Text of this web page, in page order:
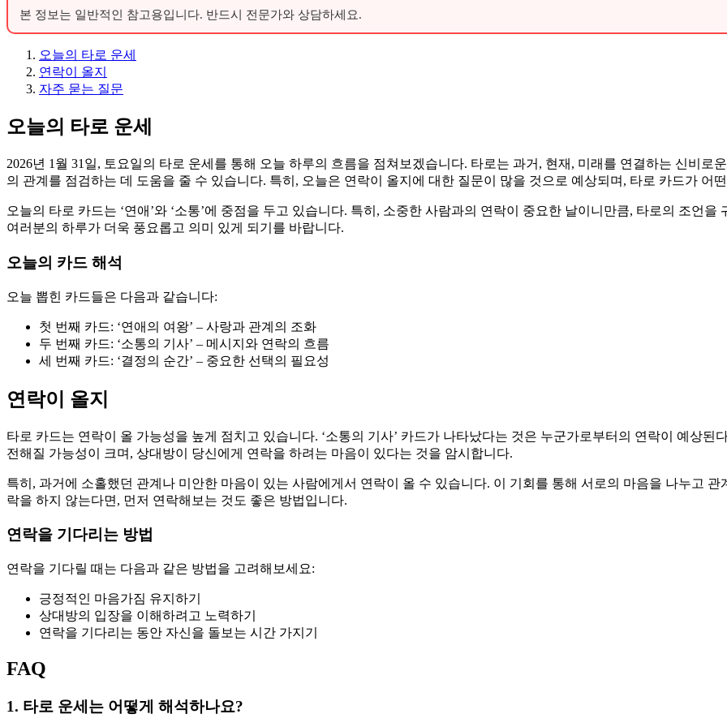
본 정보는 일반적인 참고용입니다. 반드시 전문가와 상담하세요.
오늘의 타로 운세
연락이 올지
자주 묻는 질문
오늘의 타로 운세
2026년 1월 31일, 토요일의 타로 운세를 통해 오늘 하루의 흐름을 점쳐보겠습니다. 타로는 과거, 현재, 미래를 연결하는 신비
의 관계를 점검하는 데 도움을 줄 수 있습니다. 특히, 오늘은 연락이 올지에 대한 질문이 많을 것으로 예상되며, 타로 카드가 어
오늘의 타로 카드는 ‘연애’와 ‘소통’에 중점을 두고 있습니다. 특히, 소중한 사람과의 연락이 중요한 날이니만큼, 타로의 조언
여러분의 하루가 더욱 풍요롭고 의미 있게 되기를 바랍니다.
오늘의 카드 해석
오늘 뽑힌 카드들은 다음과 같습니다:
첫 번째 카드: ‘연애의 여왕’ – 사랑과 관계의 조화
두 번째 카드: ‘소통의 기사’ – 메시지와 연락의 흐름
세 번째 카드: ‘결정의 순간’ – 중요한 선택의 필요성
연락이 올지
타로 카드는 연락이 올 가능성을 높게 점치고 있습니다. ‘소통의 기사’ 카드가 나타났다는 것은 누군가로부터의 연락이 예상
전해질 가능성이 크며, 상대방이 당신에게 연락을 하려는 마음이 있다는 것을 암시합니다.
특히, 과거에 소홀했던 관계나 미안한 마음이 있는 사람에게서 연락이 올 수 있습니다. 이 기회를 통해 서로의 마음을 나누고
락을 하지 않는다면, 먼저 연락해보는 것도 좋은 방법입니다.
연락을 기다리는 방법
연락을 기다릴 때는 다음과 같은 방법을 고려해보세요:
긍정적인 마음가짐 유지하기
상대방의 입장을 이해하려고 노력하기
연락을 기다리는 동안 자신을 돌보는 시간 가지기
FAQ
1. 타로 운세는 어떻게 해석하나요?